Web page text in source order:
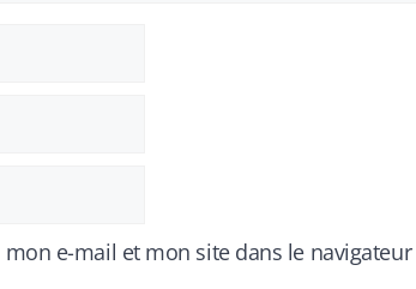
e-mail et mon site dans le